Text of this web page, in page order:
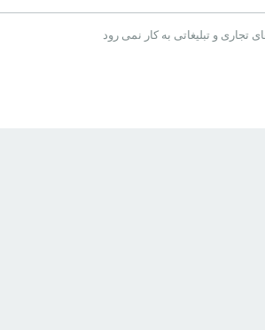
و تبلیغاتی به کار نمی رود